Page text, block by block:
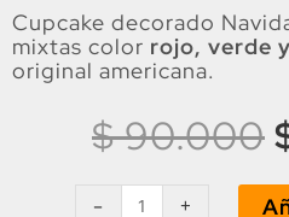
Cupcake decorado
mixtas color rojo, verde
original americana.
$90.000
-
CUP
+